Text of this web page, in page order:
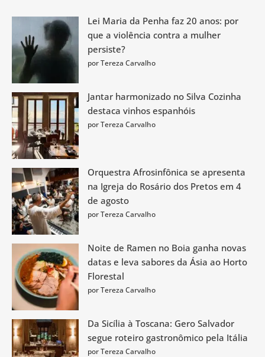
Lei Maria da Penha faz 20 anos: por
que a violência contra a mulher
persiste?
por Tereza Carvalho
Jantar harmonizado no Silva Cozinha
destaca vinhos espanhóis
por Tereza Carvalho
Orquestra Afrosinfônica se apresenta
na Igreja do Rosário dos Pretos em 4
de agosto
por Tereza Carvalho
Noite de Ramen no Boia ganha novas
datas e leva sabores da Ásia ao Horto
Florestal
por Tereza Carvalho
Da Sicília à Toscana: Gero Salvador
segue roteiro gastronômico pela Itália
por Tereza Carvalho